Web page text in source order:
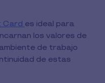
Card es ideal para
los valores de
de trabajo
de estas